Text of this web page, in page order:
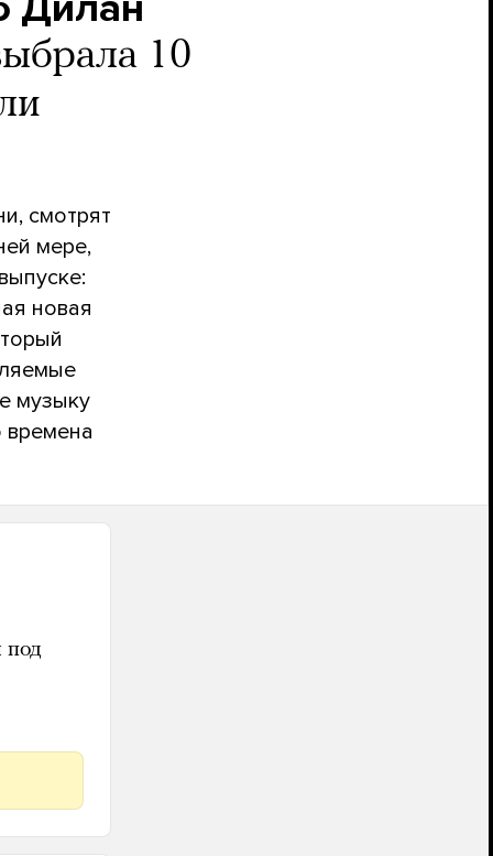
10
смотрят
мере,
новая
музыку
под